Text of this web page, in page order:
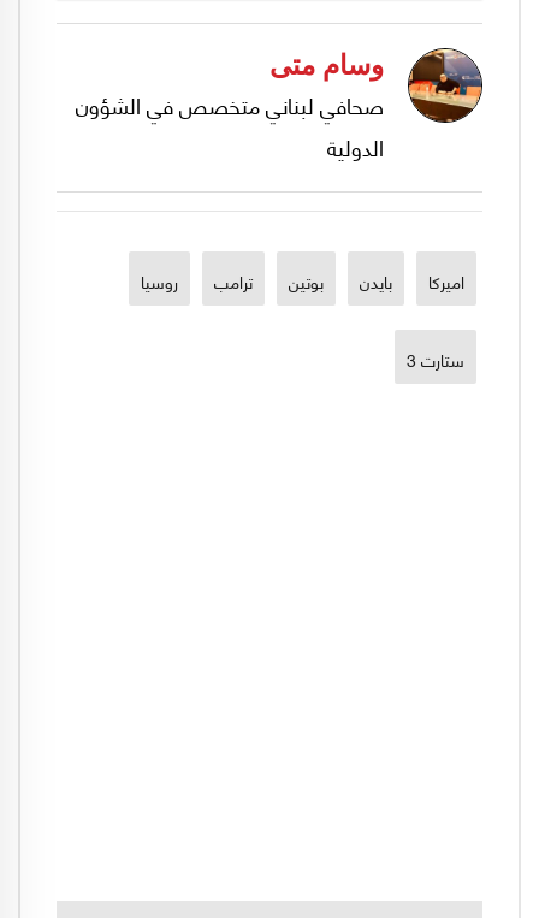
وسام متى
صحافي لبناني متخصص في الشؤون
الدولية
اميركا بايدن بوتين ترامب روسيا
ستارت 3